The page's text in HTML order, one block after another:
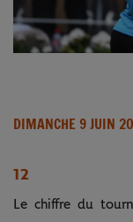
DIMANCHE 9 JUIN
12
Le chiffre du